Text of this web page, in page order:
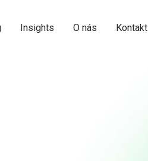
Insights O nás Kontakt